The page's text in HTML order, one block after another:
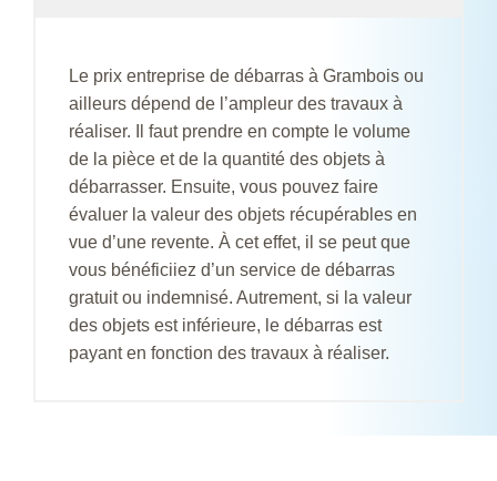
Le prix entreprise de débarras à Grambois ou
ailleurs dépend de l’ampleur des travaux à
réaliser. Il faut prendre en compte le volume
de la pièce et de la quantité des objets à
débarrasser. Ensuite, vous pouvez faire
évaluer la valeur des objets récupérables en
vue d’une revente. À cet effet, il se peut que
vous bénéficiiez d’un service de débarras
gratuit ou indemnisé. Autrement, si la valeur
des objets est inférieure, le débarras est
payant en fonction des travaux à réaliser.